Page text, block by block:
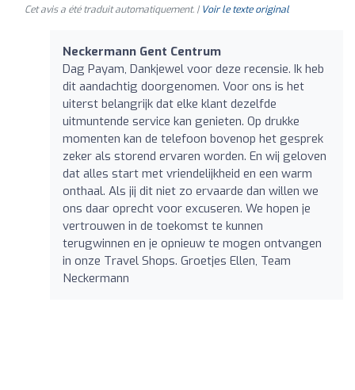
Cet avis a été traduit automatiquement. | Voir le texte original
Neckermann Gent Centrum
Dag Payam, Dankjewel voor deze recensie. Ik heb
dit aandachtig doorgenomen. Voor ons is het
uiterst belangrijk dat elke klant dezelfde
uitmuntende service kan genieten. Op drukke
momenten kan de telefoon bovenop het gesprek
zeker als storend ervaren worden. En wij geloven
dat alles start met vriendelijkheid en een warm
onthaal. Als jij dit niet zo ervaarde dan willen we
ons daar oprecht voor excuseren. We hopen je
vertrouwen in de toekomst te kunnen
terugwinnen en je opnieuw te mogen ontvangen
in onze Travel Shops. Groetjes Ellen, Team
Neckermann